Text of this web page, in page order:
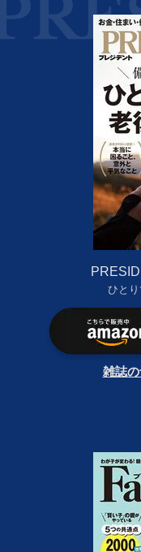
ひとり
雑誌